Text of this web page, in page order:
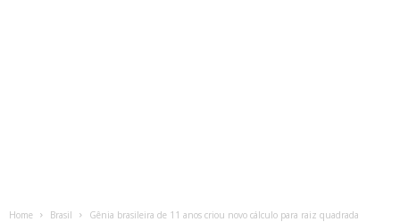
Home Brasil Gênia brasileira de 11 anos criou novo cálculo para raiz quadrada